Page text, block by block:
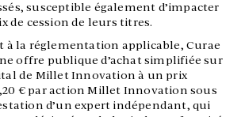
susceptible également d’impacter
de cession de leurs titres.
la réglementation applicable, Curae
offre publique d’achat simplifiée sur
de Millet Innovation à un prix
€ par action Millet Innovation sous
d’un expert indépendant, qui